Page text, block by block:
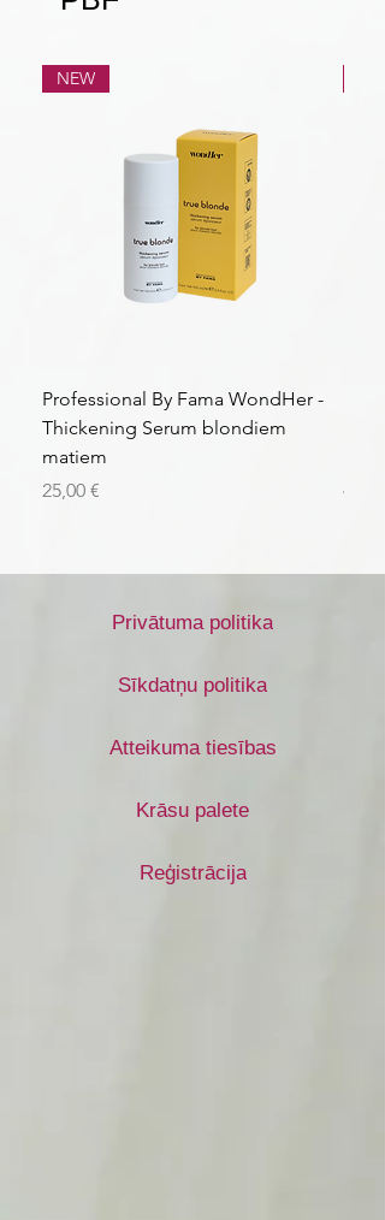
NEW
Professional By Fama WondHer -
Thickening Serum blondiem
matiem
Cena
25,00 €
Cena
43,56
Privātuma politika
Sīkdatņu politika
Atteikuma tiesības
Krāsu palete
Reģistrācija